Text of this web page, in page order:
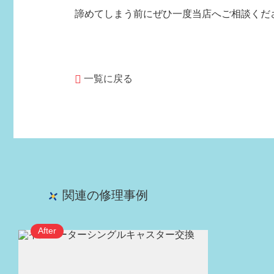
諦めてしまう前にぜひ一度当店へご相談くだ
一覧に戻る
関連の修理事例